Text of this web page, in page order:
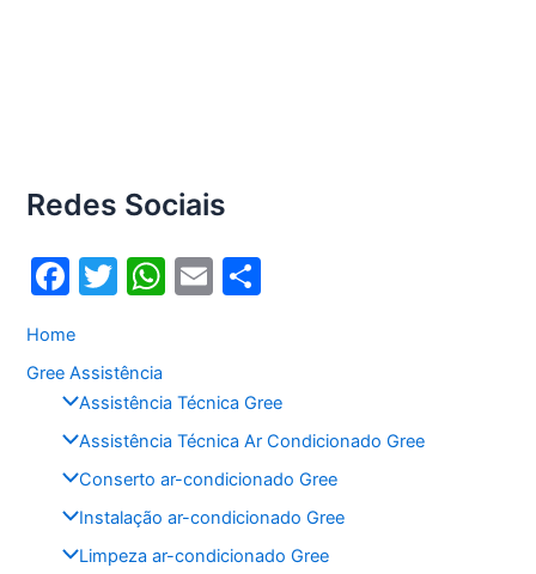
Redes Sociais
F
c
e
b
o
o
k
T
itt
er
W
s
A
p
p
E
l
e
Home
Gree Assistência
Assistência Técnica Gree
Assistência Técnica Ar Condicionado Gree
Conserto ar-condicionado Gree
Instalação ar-condicionado Gree
Limpeza ar-condicionado Gree